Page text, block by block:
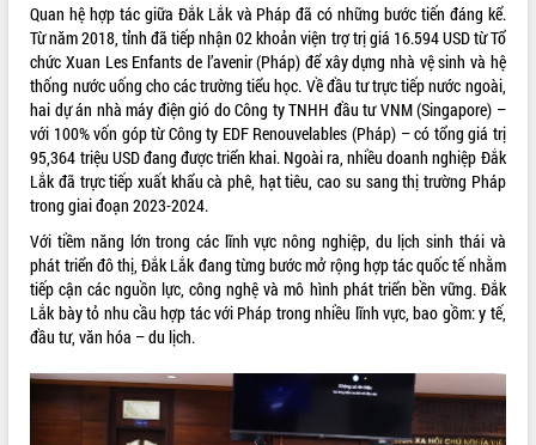
Triết thăm, tặng quà người có công với
cách mạng
Rà soát, hoàn thiện hệ thống thiết chế
văn hóa, thể thao đáp ứng yêu cầu
phát triển mới
Thường trực HĐND tỉnh Đắk Lắk gặp
mặt Đoàn chuyên gia y tế TP. Hồ Chí
Minh
Lễ truy điệu và an táng hài cốt liệt sĩ
tại Nghĩa trang Liệt sĩ xã Sơn Hòa
Bàn giải pháp tháo gỡ khó khăn trong
xuất khẩu sầu riêng và triển khai quy
định EUDR
trường Nguyễn Hoàng Hiệp khảo sát
vùng trồng và doanh nghiệp đóng gói
sầu riêng tại Đắk Lắk
LIÊN KẾT WEB
THỐNG KÊ TRUY CẬP
Hôm nay: 13312
Tất cả:
66026052
Quan hệ hợp tác giữa Đắk Lắk và Pháp đã có những bước tiến đáng kể.
Từ năm 2018, tỉnh đã tiếp nhận 02 khoản viện trợ trị giá 16.594 USD từ Tổ
chức Xuan Les Enfants de l’avenir (Pháp) để xây dựng nhà vệ sinh và hệ
thống nước uống cho các trường tiểu học. Về đầu tư trực tiếp nước ngoài,
hai dự án nhà máy điện gió do Công ty TNHH đầu tư VNM (Singapore) –
với 100% vốn góp từ Công ty EDF Renouvelables (Pháp) – có tổng giá trị
95,364 triệu USD đang được triển khai. Ngoài ra, nhiều doanh nghiệp Đắk
Lắk đã trực tiếp xuất khẩu cà phê, hạt tiêu, cao su sang thị trường Pháp
trong giai đoạn 2023-2024.
Với tiềm năng lớn trong các lĩnh vực nông nghiệp, du lịch sinh thái và
phát triển đô thị, Đắk Lắk đang từng bước mở rộng hợp tác quốc tế nhằm
tiếp cận các nguồn lực, công nghệ và mô hình phát triển bền vững. Đắk
Lắk bày tỏ nhu cầu hợp tác với Pháp trong nhiều lĩnh vực, bao gồm: y tế,
đầu tư, văn hóa – du lịch.